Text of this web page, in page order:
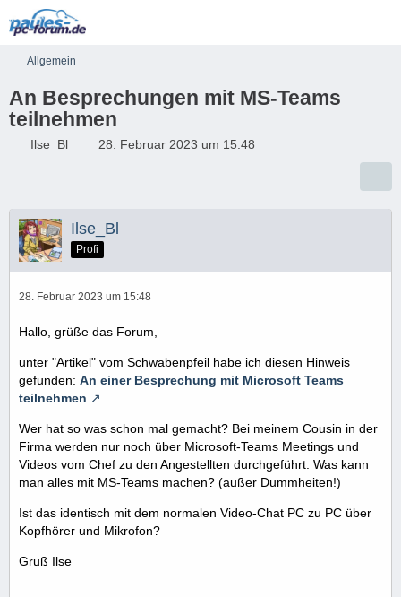
Allgemein
An Besprechungen mit MS-Teams
teilnehmen
Ilse_Bl 28. Februar 2023 um 15:48
Ilse_Bl
Profi
28. Februar 2023 um 15:48
Hallo, grüße das Forum,
unter "Artikel" vom Schwabenpfeil habe ich diesen Hinweis
gefunden: An einer Besprechung mit Microsoft Teams
teilnehmen
Wer hat so was schon mal gemacht? Bei meinem Cousin in der
Firma werden nur noch über Microsoft-Teams Meetings und
Videos vom Chef zu den Angestellten durchgeführt. Was kann
man alles mit MS-Teams machen? (außer Dummheiten!)
Ist das identisch mit dem normalen Video-Chat PC zu PC über
Kopfhörer und Mikrofon?
Gruß Ilse